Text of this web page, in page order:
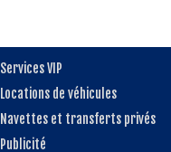
Services VIP
Locations de véhicules
Navettes et transferts privés
Publicité